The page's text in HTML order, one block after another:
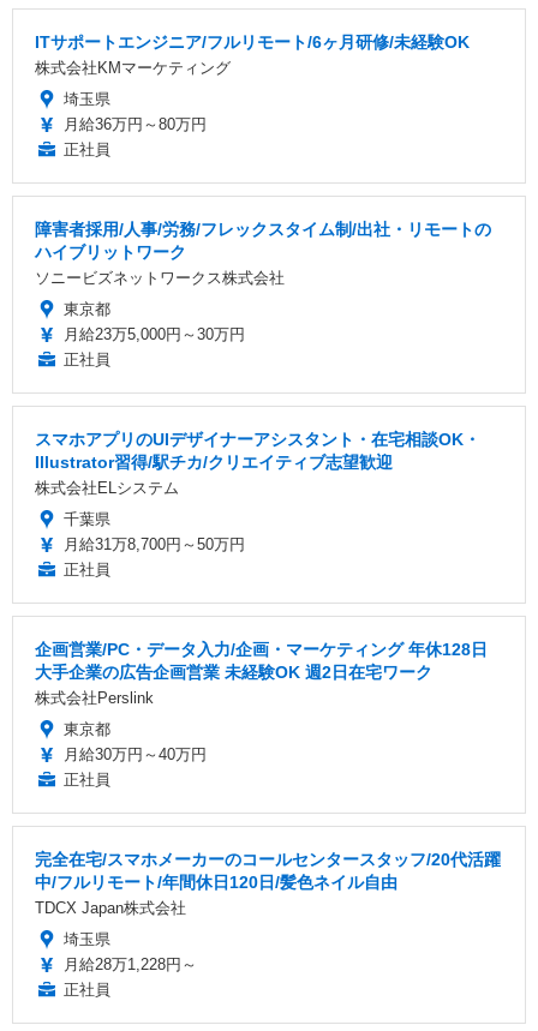
ITサポートエンジニア/フルリモート/6ヶ月研修/未経験OK
株式会社KMマーケティング
埼玉県
月給36万円～80万円
正社員
障害者採用/人事/労務/フレックスタイム制/出社・リモートの
ハイブリットワーク
ソニービズネットワークス株式会社
東京都
月給23万5,000円～30万円
正社員
スマホアプリのUIデザイナーアシスタント・在宅相談OK・
Illustrator習得/駅チカ/クリエイティブ志望歓迎
株式会社ELシステム
千葉県
月給31万8,700円～50万円
正社員
企画営業/PC・データ入力/企画・マーケティング 年休128日
大手企業の広告企画営業 未経験OK 週2日在宅ワーク
株式会社Perslink
東京都
月給30万円～40万円
正社員
完全在宅/スマホメーカーのコールセンタースタッフ/20代活躍
中/フルリモート/年間休日120日/髪色ネイル自由
TDCX Japan株式会社
埼玉県
月給28万1,228円～
正社員